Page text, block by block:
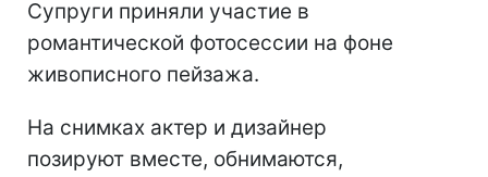
Супруги приняли участие в
романтической фотосессии на фоне
живописного пейзажа.
На снимках актер и дизайнер
позируют вместе, обнимаются,